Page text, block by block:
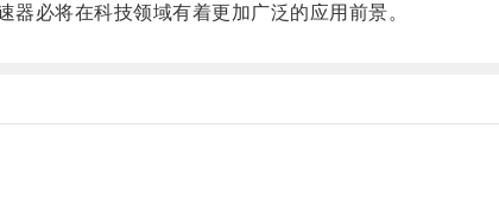
必将在科技领域有着更加广泛的应用前景。